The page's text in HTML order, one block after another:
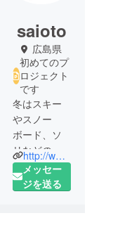
saioto
広島県
初めてのプ
ロジェクト
です
冬はスキー
やスノー
ボード、ソ
リなどの雪
遊びが楽し
めるスキー
http://www.saioto.co.jp/
メッセー
ジを送る